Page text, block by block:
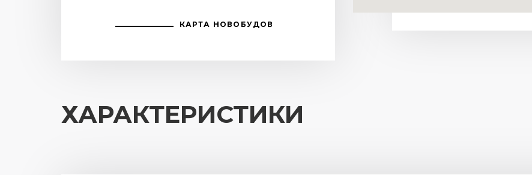
КАРТА НОВОБУДОВ
ХАРАКТЕРИСТИКИ